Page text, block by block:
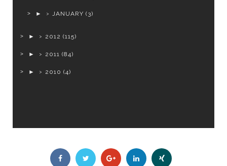
► JANUARY (3)
► 2012 (115)
► 2011 (84)
► 2010 (4)